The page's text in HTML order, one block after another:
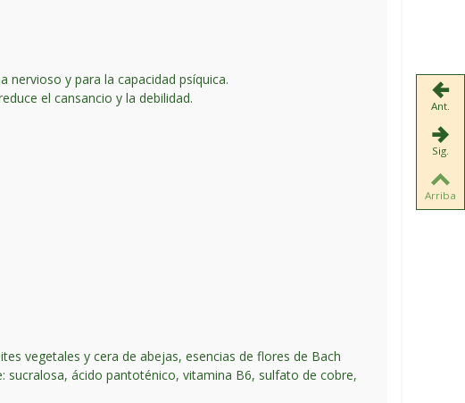
y para la capacidad psíquica.
el cansancio y la debilidad.
vegetales y cera de abejas, esencias de flores de Bach
sucralosa, ácido pantoténico, vitamina B6, sulfato de cobre,
Ant.
Sig.
Arriba